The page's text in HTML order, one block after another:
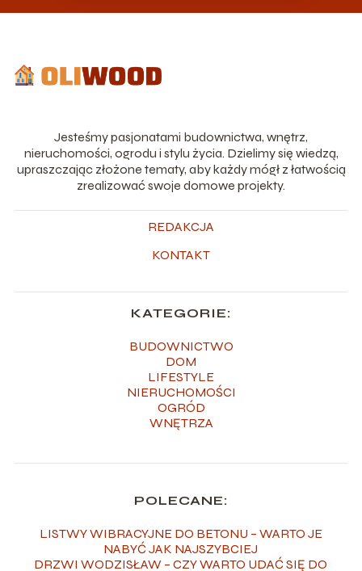
Jesteśmy pasjonatami budownictwa, wnętrz,
nieruchomości, ogrodu i stylu życia. Dzielimy się wiedzą,
upraszczając złożone tematy, aby każdy mógł z łatwością
zrealizować swoje domowe projekty.
REDAKCJA
KONTAKT
KATEGORIE:
BUDOWNICTWO
DOM
LIFESTYLE
NIERUCHOMOŚCI
OGRÓD
WNĘTRZA
POLECANE:
LISTWY WIBRACYJNE DO BETONU – WARTO JE
NABYĆ JAK NAJSZYBCIEJ
DRZWI WODZISŁAW – CZY WARTO UDAĆ SIĘ DO